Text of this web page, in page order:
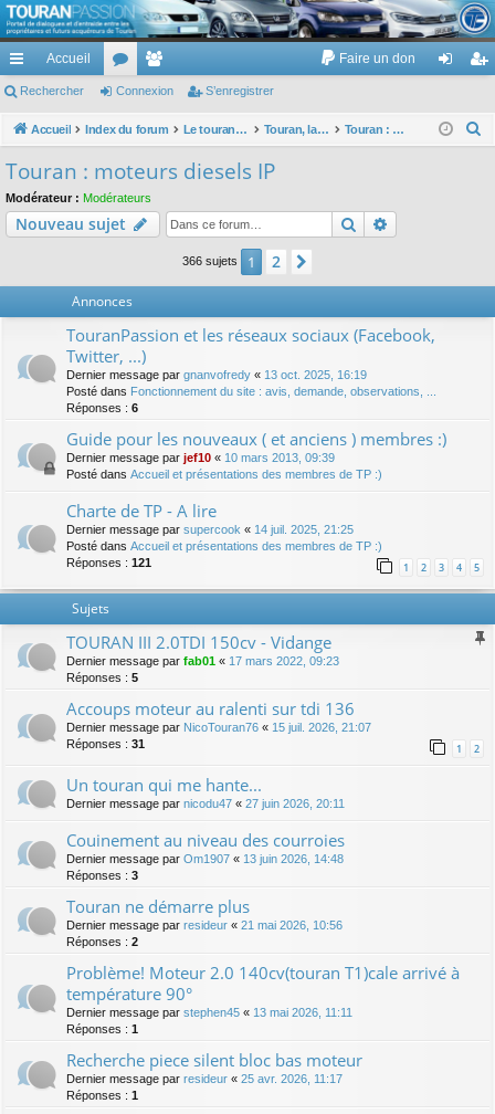
TouranPassion
Le forum des propriétaires ou futurs acquéreurs du Volkswagen Touran
cc
ès
pi
de
Accueil
or
u
e
m
Faire un don
ne nr
Rechercher Connexion S’enregistrer
Accueil Index du forum Le touran dans ses versions I (V1 V2 V3) et II ... Touran, la mécanique : moteurs, boites, transmissions, freins, direction, roues Touran : moteurs diesels IP
Touran : moteurs diesels IP
Modérateur : Modérateurs
Nouveau sujet Rechercher
366 sujets 1 2
Annonces
TouranPassion et les réseaux sociaux (Facebook,
Twitter, ...)
Dernier message par gnanvofredy « 13 oct. 2025, 16:19
Posté dans Fonctionnement du site : avis, demande, observations, ...
Réponses : 6
Guide pour les nouveaux ( et anciens ) membres :)
Dernier message par jef10 « 10 mars 2013, 09:39
Posté dans Accueil et présentations des membres de TP :)
Charte de TP - A lire
Dernier message par supercook « 14 juil. 2025, 21:25
Posté dans Accueil et présentations des membres de TP :)
Réponses : 121 1 2 3 4 5
Sujets
TOURAN III 2.0TDI 150cv - Vidange
Dernier message par fab01 « 17 mars 2022, 09:23
Réponses : 5
Accoups moteur au ralenti sur tdi 136
Dernier message par NicoTouran76 « 15 juil. 2026, 21:07
Réponses : 31 1 2
Un touran qui me hante...
Dernier message par nicodu47 « 27 juin 2026, 20:11
Couinement au niveau des courroies
Dernier message par Om1907 « 13 juin 2026, 14:48
Réponses : 3
Touran ne démarre plus
Dernier message par resideur « 21 mai 2026, 10:56
Réponses : 2
Problème! Moteur 2.0 140cv(touran T1)cale arrivé à
température 90°
Dernier message par stephen45 « 13 mai 2026, 11:11
Réponses : 1
Recherche piece silent bloc bas moteur
Dernier message par resideur « 25 avr. 2026, 11:17
Réponses : 1